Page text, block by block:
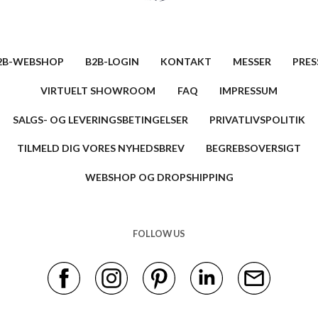
WEBSHOP B2B-LOGIN KONTAKT MESSER
VIRTUELT SHOWROOM FAQ IMPRESSUM
SALGS- OG LEVERINGSBETINGELSER PRIVATLIVSPOLITIK
TILMELD DIG VORES NYHEDSBREV BEGREBSOVERSIGT
WEBSHOP OG DROPSHIPPING
FOLLOW US